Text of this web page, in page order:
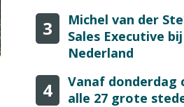
3
Michel van der
Sales Executive
Nederland
4
Vanaf donderdag
alle 27 grote